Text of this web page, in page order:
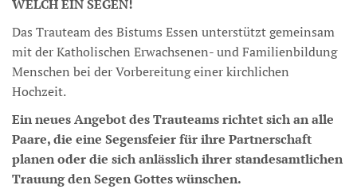
WELCH EIN SEGEN!
Das Trauteam des Bistums Essen unterstützt gemeinsam
mit der Katholischen Erwachsenen- und Familienbildung
Menschen bei der Vorbereitung einer kirchlichen
Hochzeit.
Ein neues Angebot des Trauteams richtet sich an alle
Paare, die eine Segensfeier für ihre Partnerschaft
planen oder die sich anlässlich ihrer standesamtlichen
Trauung den Segen Gottes wünschen.